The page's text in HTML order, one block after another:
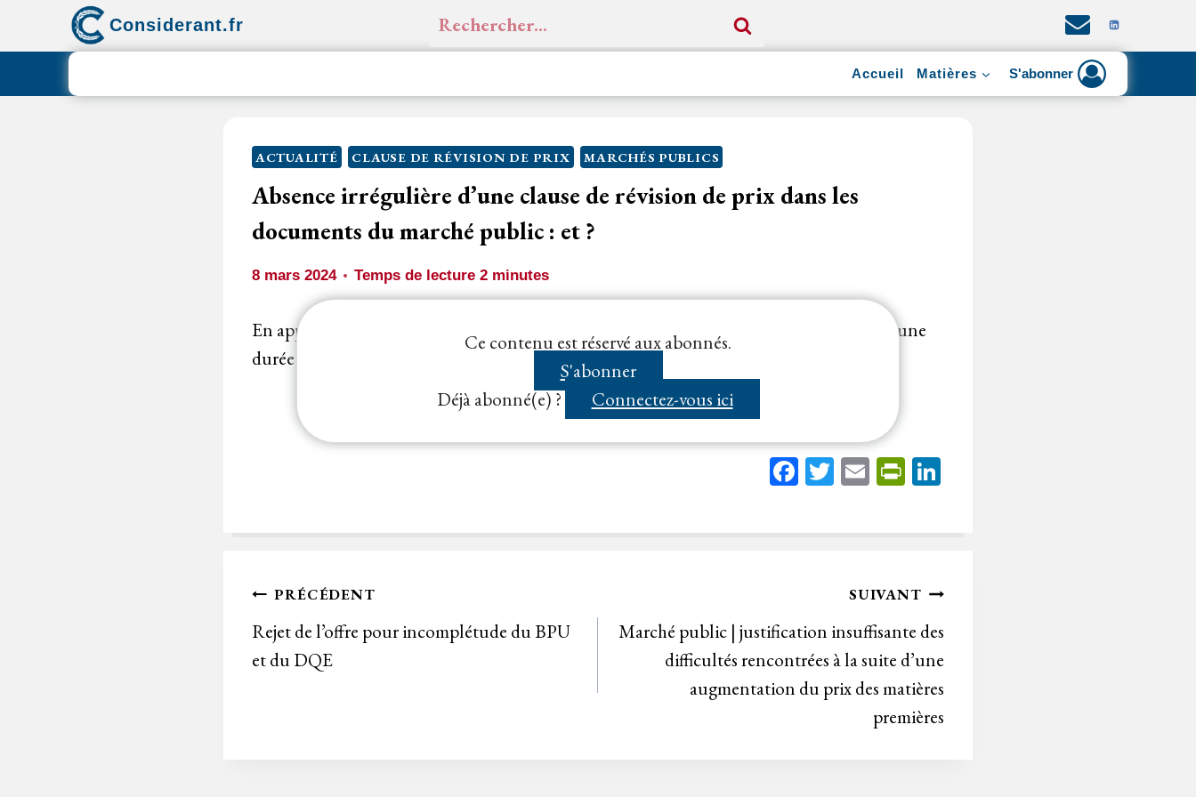
Considerant.fr Rechercher :
Accueil Matières S'abonner
ACTUALITÉ CLAUSE DE RÉVISION DE PRIX MARCHÉS PUBLICS
Absence irrégulière d’une clause de révision de prix dans les
documents du marché public : et ?
8 mars 2024 Temps de lecture 2 minutes
En application de l’article R. 2112-14 du Code de la commande publique
, les marchés d'une
durée d'exécution supérieure à trois mois qui...
Ce contenu est réservé aux abonnés.
S'abonner
Déjà abonné(e) ?
Connectez-vous ici
Fa
bo
T
tt
E
ail
Pr
tF
n
dl
y
ed
Navigation
de
l’article
PRÉCÉDENT
Rejet de l’offre pour incomplétude du BPU
et du DQE
SUIVANT
Marché public | justification insuffisante des
difficultés rencontrées à la suite d’une
augmentation du prix des matières
premières